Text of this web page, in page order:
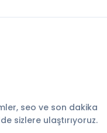
seo ve son dakika
sizlere ulaştırıyoruz.